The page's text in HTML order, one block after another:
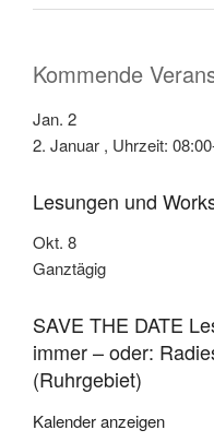
Kommende
Jan. 2
2. Januar , Uhrzeit: 08:00
Lesungen und
Okt. 8
Ganztägig
SAVE THE DATE
immer – oder:
(Ruhrgebiet)
Kalender anzeigen